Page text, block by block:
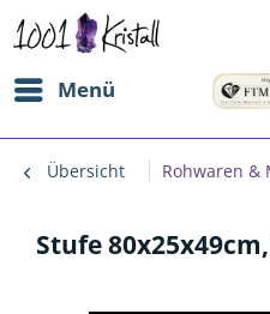
Menü
Übersicht Rohwaren &
Stufe